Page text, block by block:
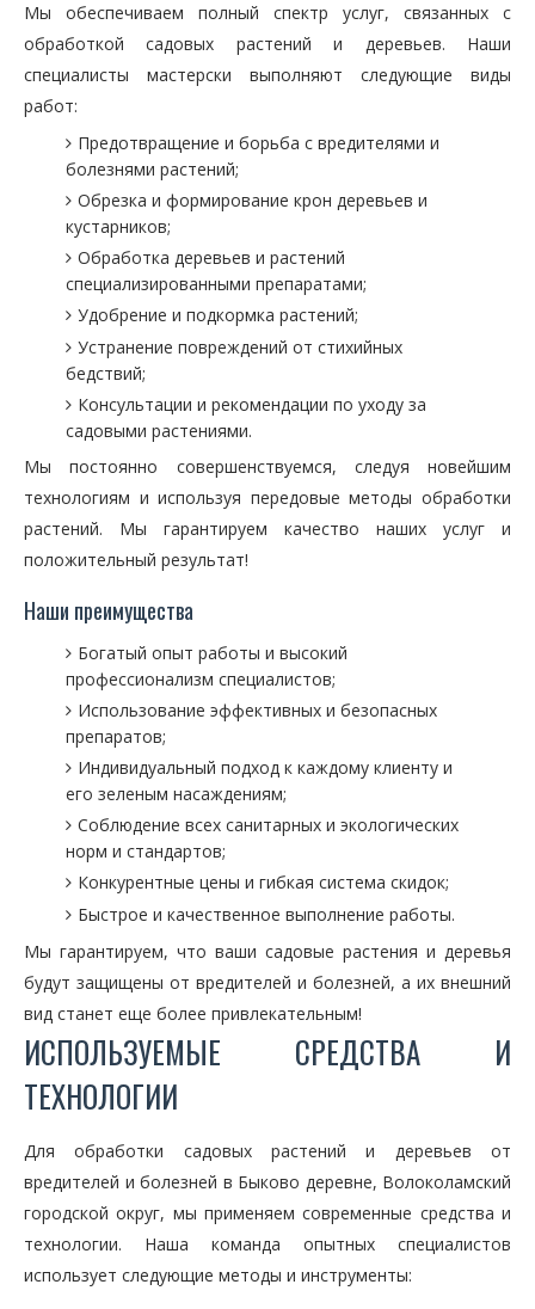
Мы обеспечиваем полный спектр услуг, связанных с
обработкой садовых растений и деревьев. Наши
специалисты мастерски выполняют следующие виды
работ:
Предотвращение и борьба с вредителями и
болезнями растений;
Обрезка и формирование крон деревьев и
кустарников;
Обработка деревьев и растений
специализированными препаратами;
Удобрение и подкормка растений;
Устранение повреждений от стихийных
бедствий;
Консультации и рекомендации по уходу за
садовыми растениями.
Мы постоянно совершенствуемся, следуя новейшим
технологиям и используя передовые методы обработки
растений. Мы гарантируем качество наших услуг и
положительный результат!
Наши преимущества
Богатый опыт работы и высокий
профессионализм специалистов;
Использование эффективных и безопасных
препаратов;
Индивидуальный подход к каждому клиенту и
его зеленым насаждениям;
Соблюдение всех санитарных и экологических
норм и стандартов;
Конкурентные цены и гибкая система скидок;
Быстрое и качественное выполнение работы.
Мы гарантируем, что ваши садовые растения и деревья
будут защищены от вредителей и болезней, а их внешний
вид станет еще более привлекательным!
ИСПОЛЬЗУЕМЫЕ СРЕДСТВА И
ТЕХНОЛОГИИ
Для обработки садовых растений и деревьев от
вредителей и болезней в Быково деревне, Волоколамский
городской округ, мы применяем современные средства и
технологии. Наша команда опытных специалистов
использует следующие методы и инструменты: